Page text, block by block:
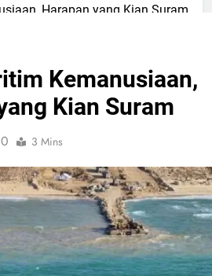
Harapan yang Kian Suram
Kemanusiaan,
Kian Suram
0 3 Mins